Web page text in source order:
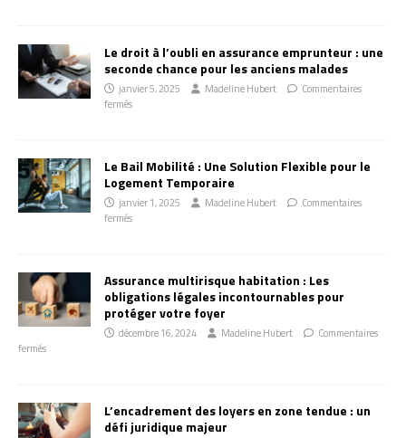
Le droit à l’oubli en assurance emprunteur : une
seconde chance pour les anciens malades
janvier 5, 2025 Madeline Hubert
Commentaires
fermés
Le Bail Mobilité : Une Solution Flexible pour le
Logement Temporaire
janvier 1, 2025 Madeline Hubert
Commentaires
fermés
Assurance multirisque habitation : Les
obligations légales incontournables pour
protéger votre foyer
décembre 16, 2024 Madeline Hubert
Commentaires
fermés
L’encadrement des loyers en zone tendue : un
défi juridique majeur